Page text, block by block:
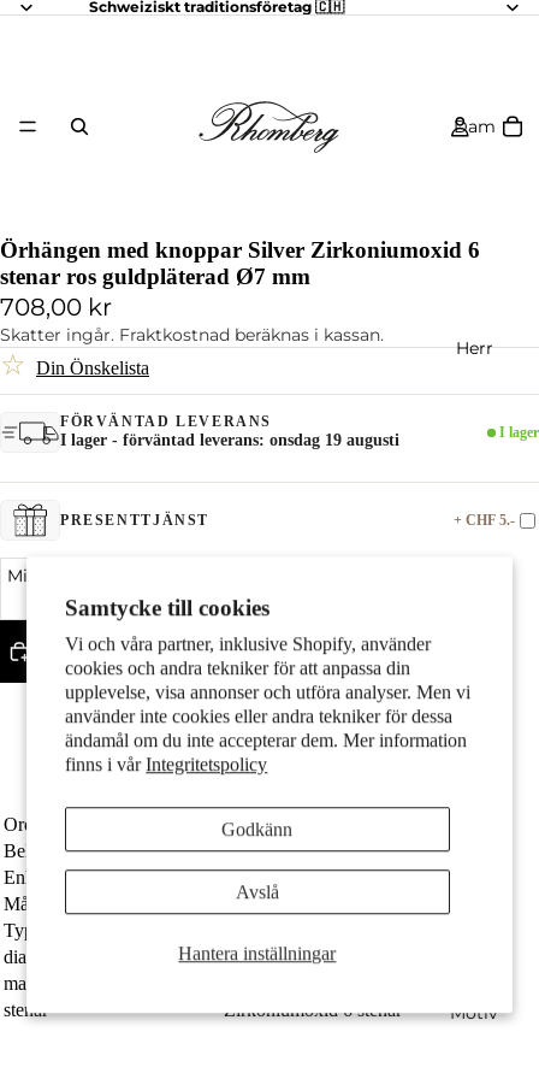
Samtycke till cookies
Vi och våra partner, inklusive Shopify, använder
cookies och andra tekniker för att anpassa din
upplevelse, visa annonser och utföra analyser. Men vi
använder inte cookies eller andra tekniker för dessa
ändamål om du inte accepterar dem. Mer information
finns i vårIntegritetspolicy
Hantera inställningar
Godkänn
Avslå
Schweiziskt traditionsföretag 🇨🇭
Dam
Herr
Motiv
Örhängen med knoppar Silver Zirkoniumoxid 6
stenar ros guldpläterad Ø7 mm
708,00 kr
Skatter ingår. Fraktkostnad beräknas i kassan.
☆ Din Önskelista
FÖRVÄNTAD LEVERANS
I lager - förväntad leverans: onsdag 19 augusti I lager
PRESENTTJÄNST + CHF 5.-
Minska kvantitet
Lägg till i varukorgen
Fint silver med stämpel 925
Med 6 gnistrande zirkoniumoxider
Diametern är 7 mm
Silver med guldplätering
Ordernummer
608919
Beläggning
guldpläterad
Enhet
Par
Målgrupp
damer
Typ av smycken
diameter
7 mm
material
stenar
Zirkoniumoxid 6 stenar